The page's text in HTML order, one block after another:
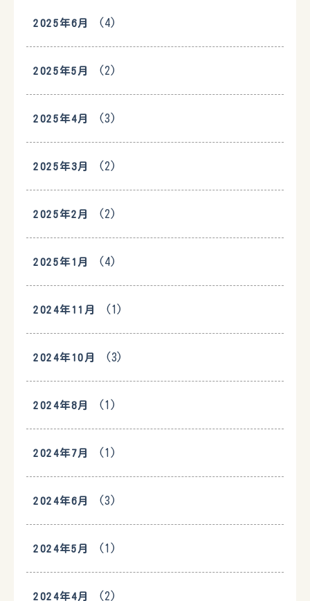
2025年6月 (4)
2025年5月 (2)
2025年4月 (3)
2025年3月 (2)
2025年2月 (2)
2025年1月 (4)
2024年11月 (1)
2024年10月 (3)
2024年8月 (1)
2024年7月 (1)
2024年6月 (3)
2024年5月 (1)
2024年4月 (2)